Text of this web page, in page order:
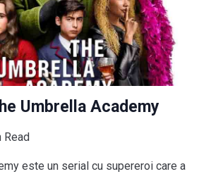
Umbrella Academy
Read
este un serial cu supereroi care a